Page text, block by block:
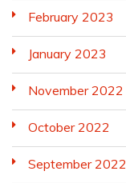
February 2023
January 2023
November 2022
October 2022
September 2022